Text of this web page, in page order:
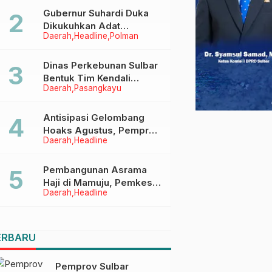
Menggapai Cita-Cita
Daerah Headline Polman
Gubernur Suhardi Duka
Dikukuhkan Adat
Balanipa, Raih Gelar Sulo
Daerah Pasangkayu
Dinas Perkebunan Sulbar
Bentuk Tim Kendali
Internal ICS untuk Dukung
di Pasangkayu
Daerah Headline
Antisipasi Gelombang
Hoaks Agustus, Pemprov
Sulbar Ajak Warga Jaga
Daerah Headline
Pembangunan Asrama
Haji di Mamuju, Pemkesra
dan Kementerian Haji
Pemprov Sulbar